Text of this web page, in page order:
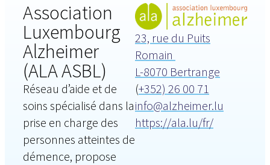
Association
Luxembourg
Alzheimer
(ALA ASBL)
Réseau d’aide et de
soins spécialisé dans la
prise en charge des
personnes atteintes de
démence, propose
23, rue du Puits
Romain
L-8070 Bertrange
(+352) 26 00 71
info@alzheimer.lu
https://ala.lu/fr/